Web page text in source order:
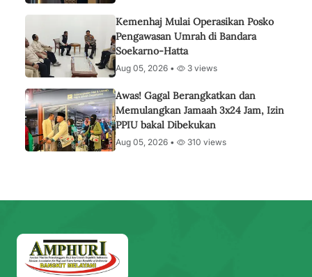
Kemenhaj Mulai Operasikan Posko
Pengawasan Umrah di Bandara
Soekarno-Hatta
Aug 05, 2026 • 3 views
Awas! Gagal Berangkatkan dan
Memulangkan Jamaah 3x24 Jam, Izin
PPIU bakal Dibekukan
Aug 05, 2026 • 310 views